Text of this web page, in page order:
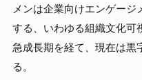
メンは企業向けエンゲージ
する、いわゆる組織文化可
急成長期を経て、現在は黒
る。